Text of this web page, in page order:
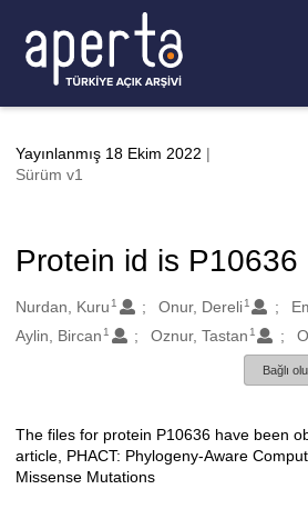
Yayınlanmış 18 Ekim 2022 |
Sürüm v1
Protein id is P10636
Oluşturanlar
Nurdan, Kuru 1 Onur, Dereli 1
Aylin, Bircan 1 Oznur, Tastan 1
Bağlı
Açıklama
The files for protein P10636 have been
article, PHACT: Phylogeny-Aware
Missense Mutations